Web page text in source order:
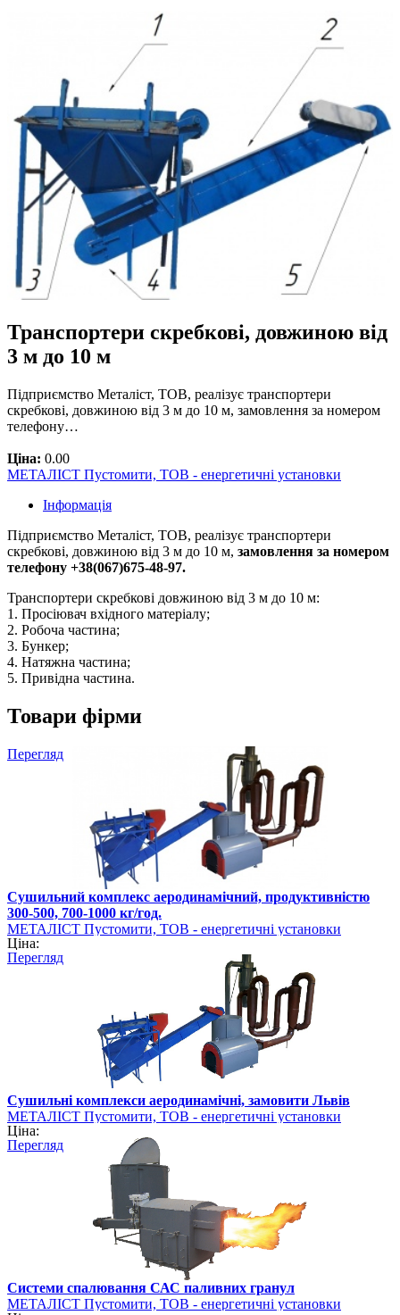
Транспортери скребкові, довжиною від
3 м до 10 м
Підприємство Металіст, ТОВ, реалізує транспортери
скребкові, довжиною від 3 м до 10 м, замовлення за номером
телефону…
Ціна: 0.00
МЕТАЛІСТ Пустомити, ТОВ - енергетичні установки
Інформація
Підприємство Металіст, ТОВ, реалізує транспортери
скребкові, довжиною від 3 м до 10 м, замовлення за номером
телефону +38(067)675-48-97.
Транспортери скребкові довжиною від 3 м до 10 м:
1. Просіювач вхідного матеріалу;
2. Робоча частина;
3. Бункер;
4. Натяжна частина;
5. Привідна частина.
Товари фірми
Перегляд
Сушильний комплекс аеродинамічний, продуктивністю
300-500, 700-1000 кг/год.
МЕТАЛІСТ Пустомити, ТОВ - енергетичні установки
Ціна:
Перегляд
Сушильні комплекси аеродинамічні, замовити Львів
МЕТАЛІСТ Пустомити, ТОВ - енергетичні установки
Ціна:
Перегляд
Системи спалювання САС паливних гранул
МЕТАЛІСТ Пустомити, ТОВ - енергетичні установки